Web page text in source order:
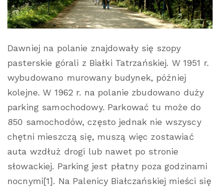
Dawniej na polanie znajdowały się szopy
pasterskie górali z Białki Tatrzańskiej. W 1951 r.
wybudowano murowany budynek, później
kolejne. W 1962 r. na polanie zbudowano duży
parking samochodowy. Parkować tu może do
850 samochodów, często jednak nie wszyscy
chętni mieszczą się, muszą więc zostawiać
auta wzdłuż drogi lub nawet po stronie
słowackiej. Parking jest płatny poza godzinami
nocnymi[1]. Na Palenicy Białczańskiej mieści się